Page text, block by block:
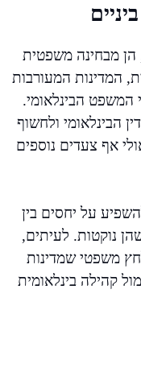
הן מבחינה משפטית
המדינות המעורבות
המשפט הבינלאומי.
הבינלאומי ולחשוף
אף צעדים נוספים
על יחסים בין
נוקטות. לעיתים,
משפטי שמדינות
קהילה בינלאומית